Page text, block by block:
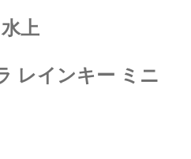
上
レインキー ミニ